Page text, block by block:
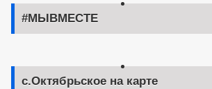
#МЫВМЕСТЕ
с.Октябрьское на карте